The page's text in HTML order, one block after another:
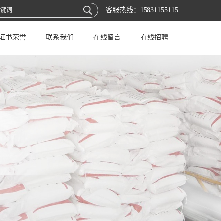
客服热线： 15831155115
书荣誉 联系我们 在线留言 在线招聘